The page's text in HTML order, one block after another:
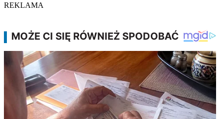
REKLAMA